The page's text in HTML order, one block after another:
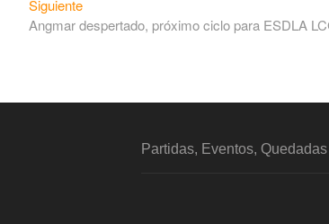
Siguiente
Angmar despertado, próximo ciclo para ESDLA
Partidas, Eventos,